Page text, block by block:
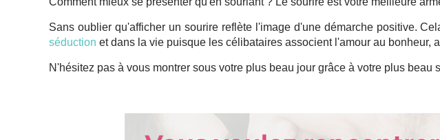
Sans oublier qu'afficher un sourire reflète l'image d'une démarche positive.
séduction et dans la vie puisque les célibataires associent l'amour au bonheur,
N'hésitez pas à vous montrer sous votre plus beau jour grâce à votre plus beau